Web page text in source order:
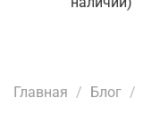
Главная Блог